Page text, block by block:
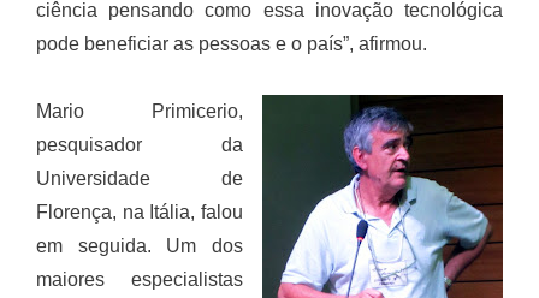
ciência pensando como essa inovação tecnológica
pode beneficiar as pessoas e o país”, afirmou.
Mario Primicerio,
pesquisador da
Universidade de
Florença, na Itália, falou
em seguida. Um dos
maiores especialistas